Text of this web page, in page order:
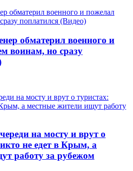
обматерил военного и
воинам, но сразу
на мосту и врут о
не едет в Крым, а
работу за рубежом